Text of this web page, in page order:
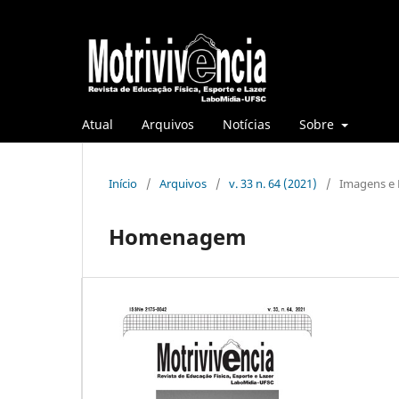
Atual Arquivos Notícias Sobre
Início / Arquivos / v. 33 n. 64 (2021) / Imagens e
Homenagem